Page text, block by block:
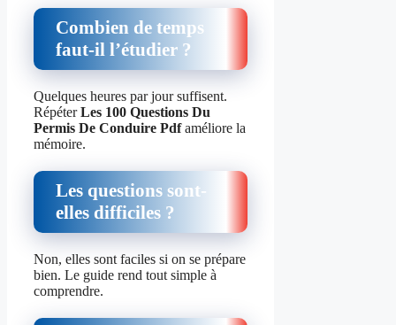
Combien de temps
faut-il l’étudier ?
Quelques heures par jour suffisent.
RépéterLes 100 Questions Du
Permis De Conduire Pdfaméliore la
mémoire.
Les questions sont-
elles difficiles ?
Non, elles sont faciles si on se prépare
bien. Le guide rend tout simple à
comprendre.